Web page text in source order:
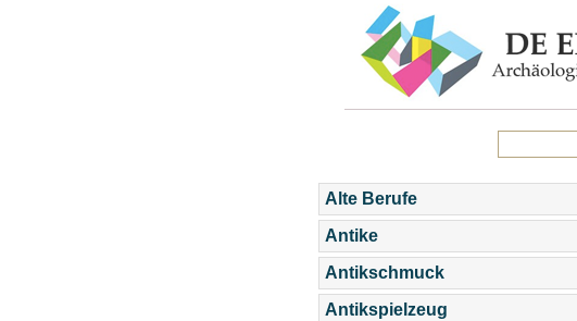
Alte Berufe
Antike
Antikschmuck
Antikspielzeug